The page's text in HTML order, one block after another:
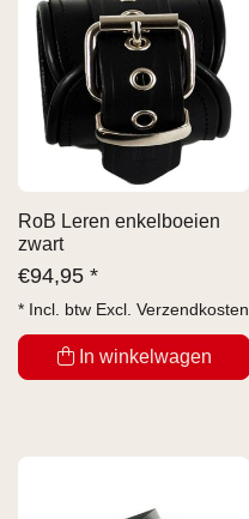
RoB Leren enkelboeien
zwart
€94,95 *
* Incl. btw Excl. Verzendkosten
In winkelwagen